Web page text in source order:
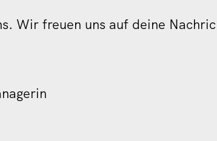
Wir freuen uns auf deine